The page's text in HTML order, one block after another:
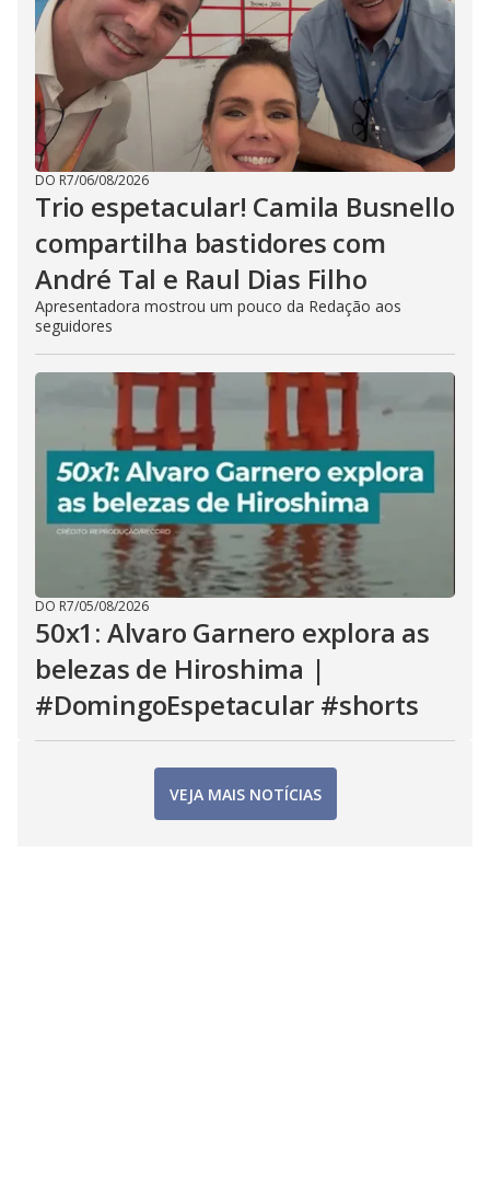
DO R7/06/08/2026
Trio espetacular! Camila Busnello
compartilha bastidores com
André Tal e Raul Dias Filho
Apresentadora mostrou um pouco da Redação aos
seguidores
DO R7/05/08/2026
50x1: Alvaro Garnero explora as
belezas de Hiroshima |
#DomingoEspetacular #shorts
VEJA MAIS NOTÍCIAS